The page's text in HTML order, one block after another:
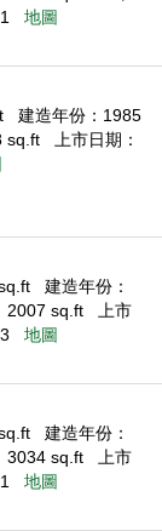
地圖
建造年份：1985
sq.ft
上市日期：
建造年份：
2007 sq.ft
上市
地圖
建造年份：
3034 sq.ft
上市
地圖